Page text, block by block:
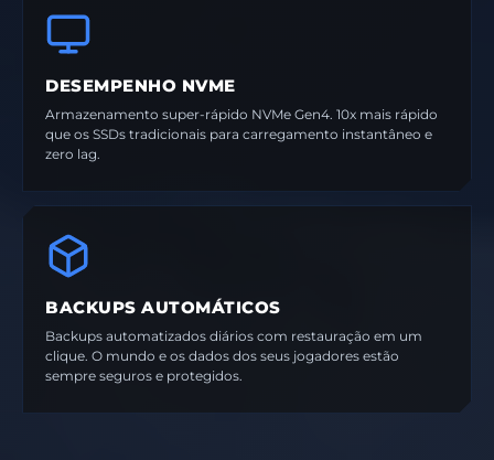
DESEMPENHO NVME
Armazenamento super-rápido NVMe Gen4. 10x mais rápido
que os SSDs tradicionais para carregamento instantâneo e
zero lag.
BACKUPS AUTOMÁTICOS
Backups automatizados diários com restauração em um
clique. O mundo e os dados dos seus jogadores estão
sempre seguros e protegidos.